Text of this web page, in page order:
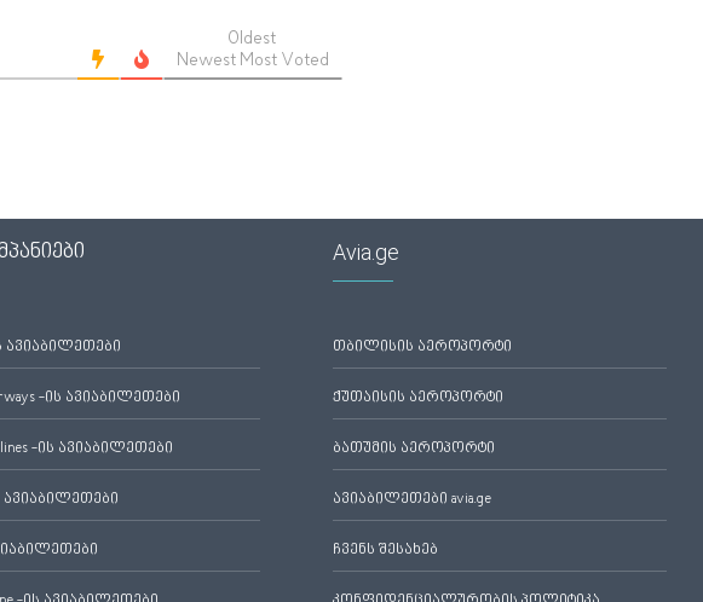
Oldest
Newest Most Voted
ავიაბილეთები
-ის ავიაბილეთები
-ის ავიაბილეთები
ავიაბილეთები
Avia.ge
თბილისის აეროპორტი
ქუთაისის აეროპორტი
ბათუმის აეროპორტი
ავიაბილეთები avia.ge
ჩვენს შესახებ